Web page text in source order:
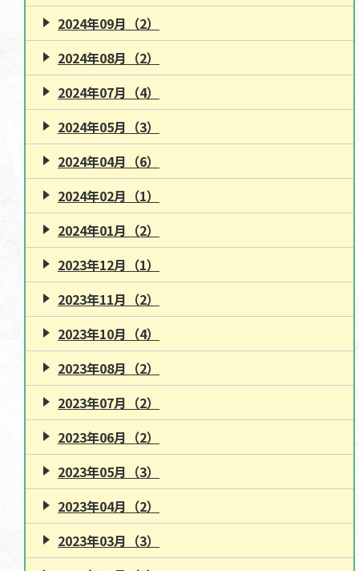
2024年09月（2）
2024年08月（2）
2024年07月（4）
2024年05月（3）
2024年04月（6）
2024年02月（1）
2024年01月（2）
2023年12月（1）
2023年11月（2）
2023年10月（4）
2023年08月（2）
2023年07月（2）
2023年06月（2）
2023年05月（3）
2023年04月（2）
2023年03月（3）